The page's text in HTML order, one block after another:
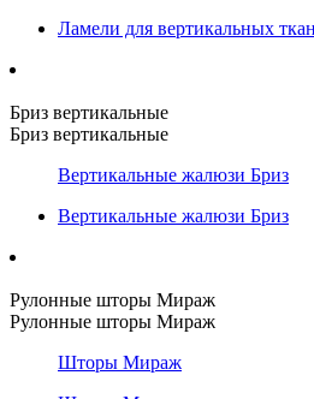
Ламели для вертикальных
Бриз вертикальные
Бриз вертикальные
Вертикальные жалюзи Бриз
Вертикальные жалюзи Бриз
Рулонные шторы Мираж
Рулонные шторы Мираж
Шторы Мираж